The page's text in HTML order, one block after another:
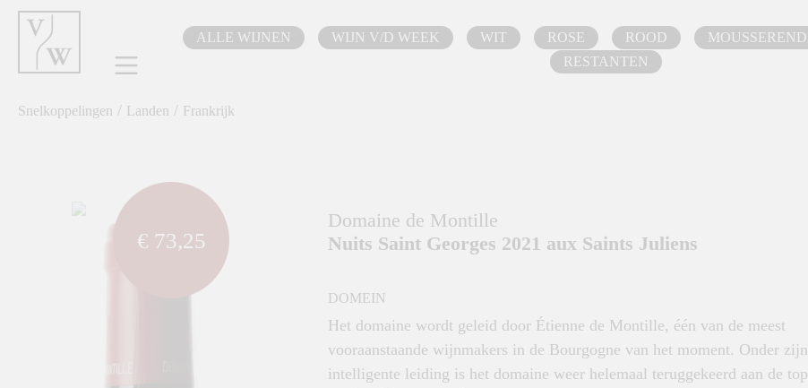
Ga naar de hoofdnavigatie
ALLE WIJNEN WIJN V/D WEEK WIT ROSE ROOD MOUSSEREND
RESTANTEN
Snelkoppelingen / Landen / Frankrijk
€ 73,25
component.cms.imageGallery.skipImageGallery
Domaine de Montille
Nuits Saint Georges 2021 aux Saints Juliens
DOMEIN
Het domaine wordt geleid door Étienne de Montille, één van de meest
vooraanstaande wijnmakers in de Bourgogne van het moment. Onder zijn
intelligente leiding is het domaine weer helemaal teruggekeerd aan de top